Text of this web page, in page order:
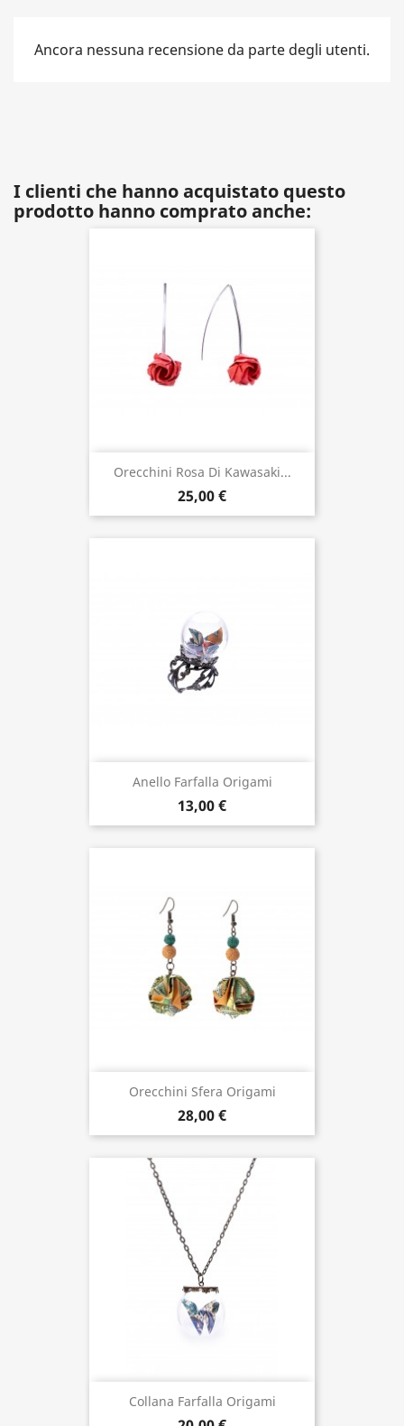
Ancora nessuna recensione da parte degli utenti.
I clienti che hanno acquistato questo
prodotto hanno comprato anche:
Orecchini Rosa Di Kawasaki...
25,00 €
Anello Farfalla Origami
13,00 €
Orecchini Sfera Origami
28,00 €
Collana Farfalla Origami